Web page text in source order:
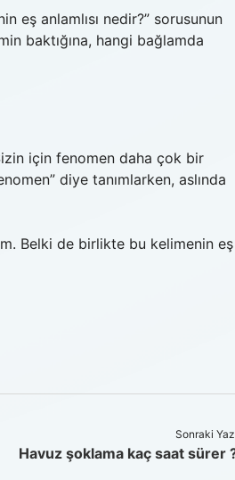
eş anlamlısı nedir?” sorusunun
baktığına, hangi bağlamda
için fenomen daha çok bir
diye tanımlarken, aslında
Belki de birlikte bu kelimenin eş
Sonraki
Havuz şoklama kaç saat sürer